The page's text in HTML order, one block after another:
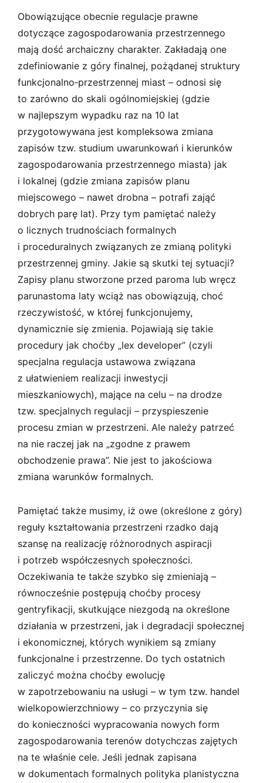
Obowiązujące obecnie regulacje prawne
dotyczące zagospodarowania przestrzennego
mają dość archaiczny charakter. Zakładają one
zdefiniowanie z góry finalnej, pożądanej struktury
funkcjonalno­‑przestrzennej miast – odnosi się
to zarówno do skali ogólnomiejskiej (gdzie
w najlepszym wypadku raz na 10 lat
przygotowywana jest kompleksowa zmiana
zapisów tzw. studium uwarunkowań i kierunków
zagospodarowania przestrzennego miasta) jak
i lokalnej (gdzie zmiana zapisów planu
miejscowego – nawet drobna – potrafi zająć
dobrych parę lat). Przy tym pamiętać należy
o licznych trudnościach formalnych
i proceduralnych związanych ze zmianą polityki
przestrzennej gminy. Jakie są skutki tej sytuacji?
Zapisy planu stworzone przed paroma lub wręcz
parunastoma laty wciąż nas obowiązują, choć
rzeczywistość, w której funkcjonujemy,
dynamicznie się zmienia. Pojawiają się takie
procedury jak choćby „lex developer” (czyli
specjalna regulacja ustawowa związana
z ułatwieniem realizacji inwestycji
mieszkaniowych), mające na celu – na drodze
tzw. specjalnych regulacji – przyspieszenie
procesu zmian w przestrzeni. Ale należy patrzeć
na nie raczej jak na „zgodne z prawem
obchodzenie prawa”. Nie jest to jakościowa
zmiana warunków formalnych.
Pamiętać także musimy, iż owe (określone z góry)
reguły kształtowania przestrzeni rzadko dają
szansę na realizację różnorodnych aspiracji
i potrzeb współczesnych społeczności.
Oczekiwania te także szybko się zmieniają –
równocześnie postępują choćby procesy
gentryfikacji, skutkujące niezgodą na określone
działania w przestrzeni, jak i degradacji społecznej
i ekonomicznej, których wynikiem są zmiany
funkcjonalne i przestrzenne. Do tych ostatnich
zaliczyć można choćby ewolucję
w zapotrzebowaniu na usługi – w tym tzw. handel
wielkopowierzchniowy – co przyczynia się
do konieczności wypracowania nowych form
zagospodarowania terenów dotychczas zajętych
na te właśnie cele. Jeśli jednak zapisana
w dokumentach formalnych polityka planistyczna